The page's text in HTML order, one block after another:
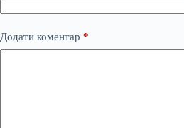
Додати коментар *